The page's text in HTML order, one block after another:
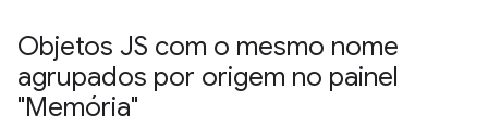
Objetos JS com o mesmo nome
agrupados por origem no painel
"Memória"